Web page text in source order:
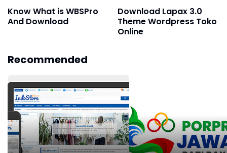
Know What is WBSPro
And Download
Download Lapax 3.0
Theme Wordpress Toko
Online
Recommended